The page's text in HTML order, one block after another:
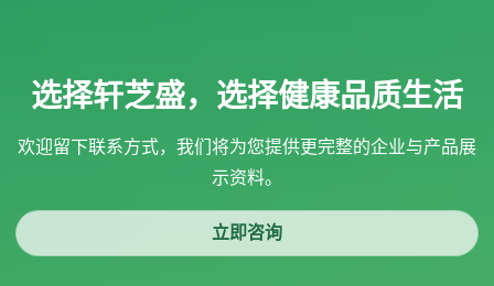
选择轩芝盛，选择健康品质生活
欢迎留下联系方式，我们将为您提供更完整的企业与产品展
示资料。
立即咨询